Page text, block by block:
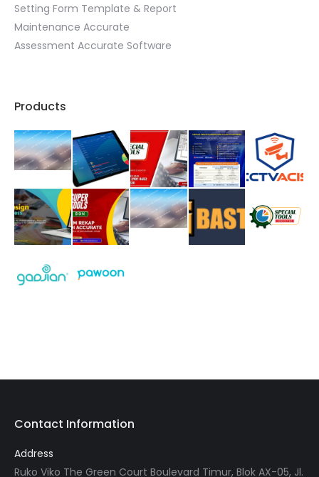
Setting Form Template & Report
Maintenance Accurate
Assessment Accurate Software
Products
Contact Information
Address
Ruko Viko The Green Court Boulevard Timur, Blok AX-05, Jl.